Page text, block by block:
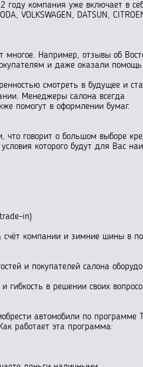
году компания уже включает в
VOLKSWAGEN, DATSUN,
многое. Например, отзывы об
и даже оказали
смотреть в будущее и
Менеджеры салона всегда
помогут в оформлении бумаг.
что говорит о большом выборе
которого будут для Вас
in)
счёт компании и зимние шины в
и покупателей салона
гибкость в решении своих
автомобили по программе
работает эта программа: